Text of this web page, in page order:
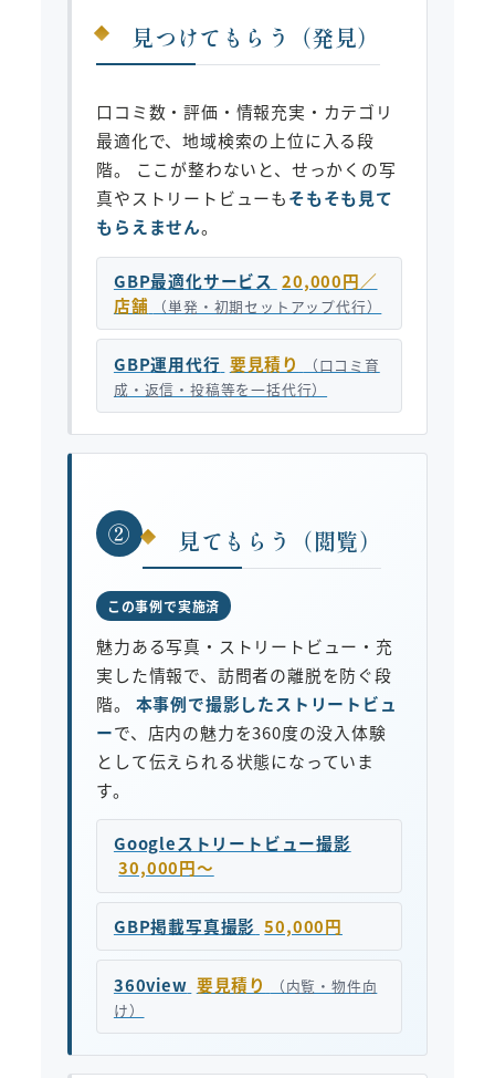
見つけてもらう（発見）
口コミ数・評価・情報充実・カテゴリ
最適化で、地域検索の上位に入る段
階。 ここが整わないと、せっかくの写
真やストリートビューもそもそも見て
もらえません。
GBP最適化サービス 20,000円／
店舗
（単発・初期セットアップ代行）
GBP運用代行 要見積り
（口コミ育
成・返信・投稿等を一括代行）
② 見てもらう（閲覧）
この事例で実施済
魅力ある写真・ストリートビュー・充
実した情報で、訪問者の離脱を防ぐ段
階。 本事例で撮影したストリートビュ
ーで、店内の魅力を360度の没入体験
として伝えられる状態になっていま
す。
Googleストリートビュー撮影
30,000円〜
GBP掲載写真撮影 50,000円
360view 要見積り
（内覧・物件向
け）